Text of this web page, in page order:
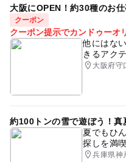
大阪にOPEN！約30種のお
クーポン
クーポン提示でカンドゥーオ
他にはな
きるアク
大阪府守
約100トンの雪で遊ぼう！
夏でもひ
探しを満
兵庫県神